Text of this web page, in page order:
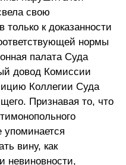
свою
к доказанности
нормы
палата Суда
довод Комиссии
Коллегии Суда
Признавая то, что
упоминается
вину, как
невиновности,